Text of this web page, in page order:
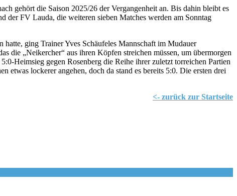
gehört die Saison 2025/26 der Vergangenheit an. Bis dahin bleibt es
der FV Lauda, die weiteren sieben Matches werden am Sonntag
ging Trainer Yves Schäufeles Mannschaft im Mudauer
die „Neikercher“ aus ihren Köpfen streichen müssen, um übermorgen
Heimsieg gegen Rosenberg die Reihe ihrer zuletzt torreichen Partien
lockerer angehen, doch da stand es bereits 5:0. Die ersten drei
<- zurück zur Startseite